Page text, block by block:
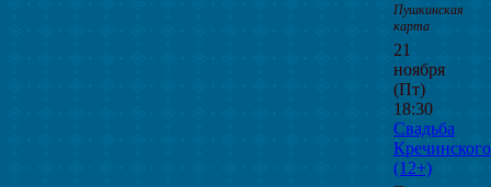
Пушкинская
карта
21
ноября
(Пт)
18:30
Свадьба
Кречинского
(12+)